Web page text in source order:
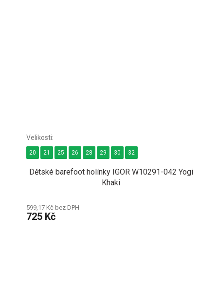
Dětské barefoot holínky IGOR W10291-042 Yogi
Khaki
599,17 Kč bez DPH
725 Kč
20 21 25 26 28 29 30 32